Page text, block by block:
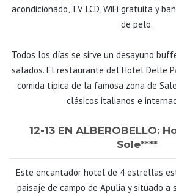
acondicionado, TV LCD, WiFi gratuita y
de pelo.
Todos los días se sirve un desayuno
salados. El restaurante del Hotel Delle
comida típica de la famosa zona de
clásicos italianos e
12-13 EN ALBEROBELLO:
Sole****
Este encantador hotel de 4 estrellas
paisaje de campo de Apulia y situado a